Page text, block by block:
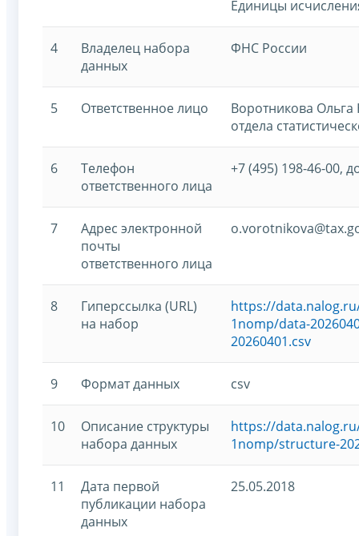
Единицы
4
Владелец набора
данных
ФНС России
5 Ответственное лицо
Воротникова
отдела
6
Телефон
ответственного лица
+7 (495) 198-46-00,
7
Адрес электронной
почты
ответственного лица
8
Гиперссылка (URL)
на набор
https://
1nomp/data-
20260401.csv
9 Формат данных csv
10
Описание структуры
набора данных
https://
1nomp/structure-
11
Дата первой
публикации набора
данных
25.05.2018